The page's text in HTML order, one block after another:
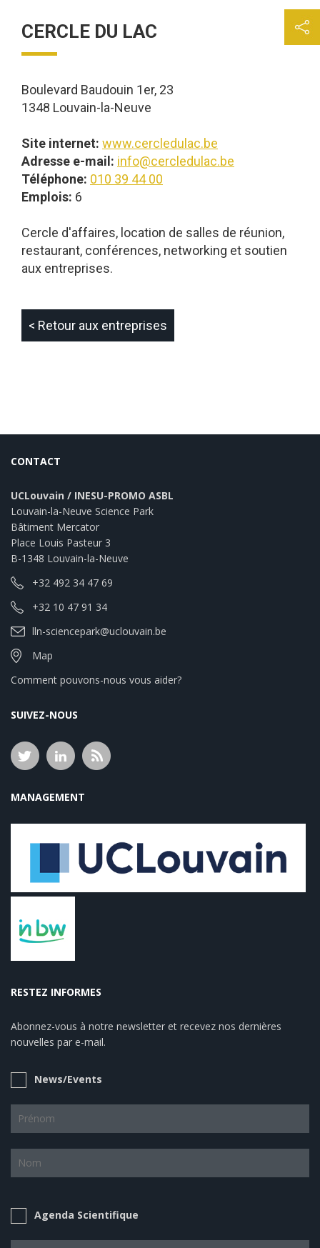
CERCLE DU LAC
Boulevard Baudouin 1er, 23
1348 Louvain-la-Neuve
Site internet: www.cercledulac.be
Adresse e-mail: info@cercledulac.be
Téléphone: 010 39 44 00
Emplois: 6
Cercle d'affaires, location de salles de réunion,
restaurant, conférences, networking et soutien
aux entreprises.
< Retour aux entreprises
CONTACT
UCLouvain / INESU-PROMO ASBL
Louvain-la-Neuve Science Park
Bâtiment Mercator
Place Louis Pasteur 3
B-1348 Louvain-la-Neuve
+32 492 34 47 69
+32 10 47 91 34
lln-sciencepark@uclouvain.be
Map
Comment pouvons-nous vous aider?
SUIVEZ-NOUS
MANAGEMENT
RESTEZ INFORMES
Abonnez-vous à notre newsletter et recevez nos dernières
nouvelles par e-mail.
News/Events
Agenda Scientifique